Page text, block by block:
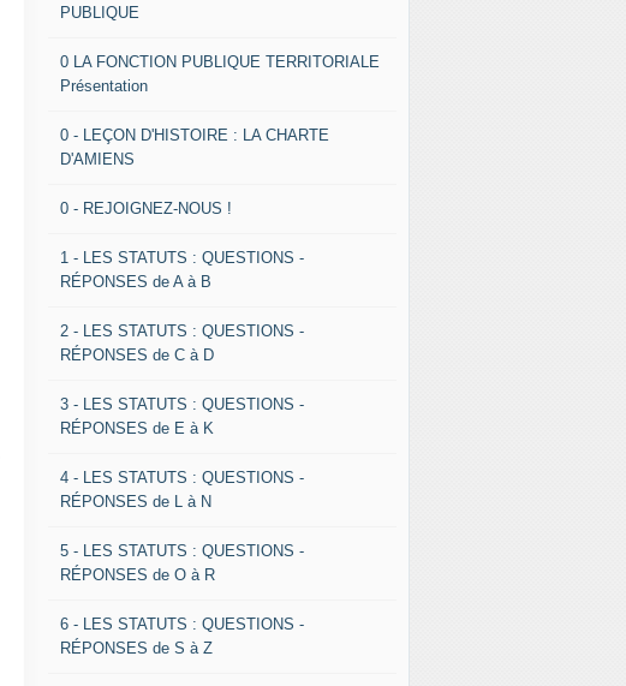
PUBLIQUE
0 LA FONCTION PUBLIQUE TERRITORIALE
Présentation
0 - LEÇON D'HISTOIRE : LA CHARTE
D'AMIENS
0 - REJOIGNEZ-NOUS !
1 - LES STATUTS : QUESTIONS -
RÉPONSES de A à B
2 - LES STATUTS : QUESTIONS -
RÉPONSES de C à D
3 - LES STATUTS : QUESTIONS -
RÉPONSES de E à K
4 - LES STATUTS : QUESTIONS -
RÉPONSES de L à N
5 - LES STATUTS : QUESTIONS -
RÉPONSES de O à R
6 - LES STATUTS : QUESTIONS -
RÉPONSES de S à Z